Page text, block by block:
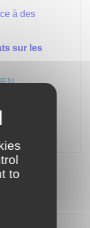
à des
sur les
675332
to